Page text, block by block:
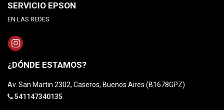
SERVICIO EPSON
EN LAS REDES
¿DÓNDE ESTAMOS?
Av. San Martin 2302, Caseros, Buenos Aires (B1678GPZ)
541147340135